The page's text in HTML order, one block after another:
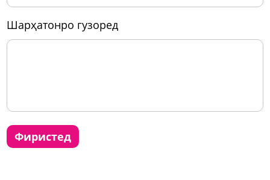
шарҳатонро гузоред
фиристед